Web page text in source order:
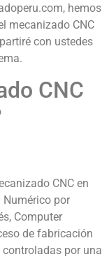
hemos
mecanizado CNC
con ustedes
CNC
CNC en
Numérico por
Computer
de fabricación
por una